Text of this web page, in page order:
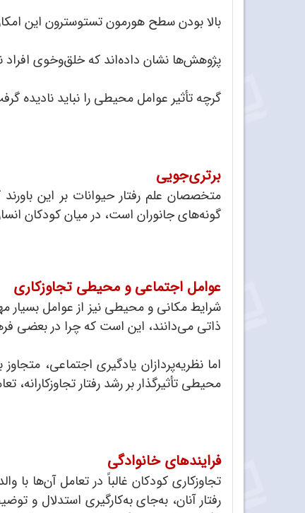
بالا بودن سطح هورمون تستوسترون این
پژوهش‌ها نشان داده‌اند که خلق‌وخوی افراد
گرچه تأثیر عوامل محیطی را نباید نادیده
برتری‌جویی
متخصصان علم رفتار حیوانات بر این
گونه‌های جانوران است، در میان کودکان
عوامل اجتماعی و محیطی تجاوزکاری
شرایط مکانی و محیطی نیز از عوامل بسیار
ذاتی می‌دانند، این است که چرا در بعضی
اما نظریه‌پردازان یادگیری اجتماعی،
محیطی تأثیرگذار بر رشد رفتار
فرایندهای خانوادگی
تجاوزکاری کودکان غالباً در تعامل آن‌ها
رفتار آنان، به‌جای به‌کارگیری استدلال و